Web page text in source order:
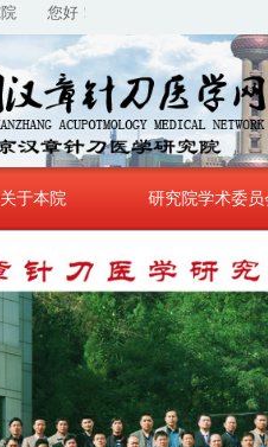
您好！ 欢迎来到北京汉章针刀医
关于本院 研究院学术委员